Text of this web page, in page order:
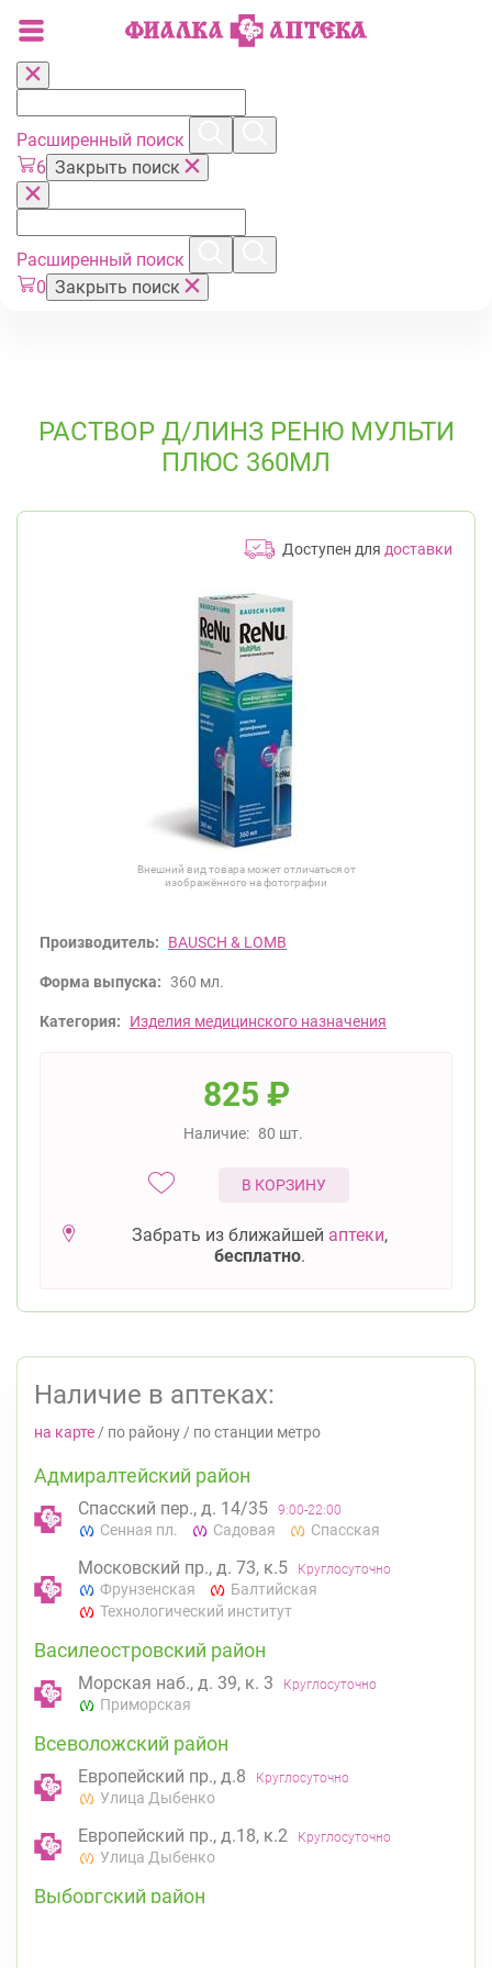
Расширенный поиск
6 Закрыть поиск
Расширенный поиск
0 Закрыть поиск
РАСТВОР Д/ЛИНЗ РЕНЮ МУЛЬТИ
ПЛЮС 360МЛ
Доступен для доставки
Внешний вид товара может отличаться от
изображённого на фотографии
Производитель: BAUSCH & LOMB
Форма выпуска: 360 мл.
Категория: Изделия медицинского назначения
825 ₽
Наличие: 80 шт.
В КОРЗИНУ
Забрать из ближайшей аптеки,
бесплатно.
Наличие в аптеках:
на карте / по району / по станции метро
Адмиралтейский район
Спасский пер., д. 14/35 9:00-22:00
Сенная пл. Садовая Спасская
Московский пр., д. 73, к.5 Круглосуточно
Фрунзенская
Балтийская
Технологический институт
Василеостровский район
Морская наб., д. 39, к. 3 Круглосуточно
Приморская
Всеволожский район
Европейский пр., д.8 Круглосуточно
Улица Дыбенко
Европейский пр., д.18, к.2 Круглосуточно
Улица Дыбенко
Выборгский район